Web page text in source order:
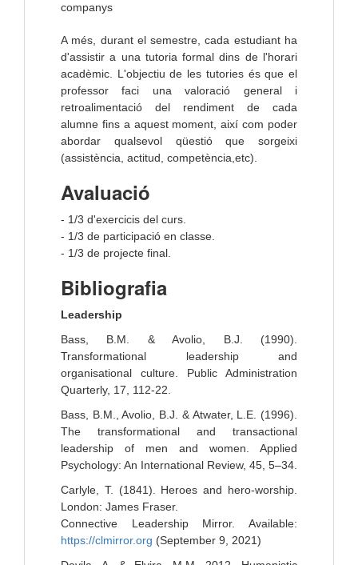
companys
A més, durant el semestre, cada estudiant ha
d'assistir a una tutoria formal dins de l'horari
acadèmic. L'objectiu de les tutories és que el
professor faci una valoració general i
retroalimentació del rendiment de cada
alumne fins a aquest moment, així com poder
abordar qualsevol qüestió que sorgeixi
(assistència, actitud, competència,etc).
Avaluació
- 1/3 d'exercicis del curs.
- 1/3 de participació en classe.
- 1/3 de projecte final.
Bibliografia
Leadership
Bass, B.M. & Avolio, B.J. (1990).
Transformational leadership and
organisational culture. Public Administration
Quarterly, 17, 112-22.
Bass, B.M., Avolio, B.J. & Atwater, L.E. (1996).
The transformational and transactional
leadership of men and women. Applied
Psychology: An International Review, 45, 5–34.
Carlyle, T. (1841). Heroes and hero-worship.
London: James Fraser.
Connective Leadership Mirror. Available:
https://clmirror.org (September 9, 2021)